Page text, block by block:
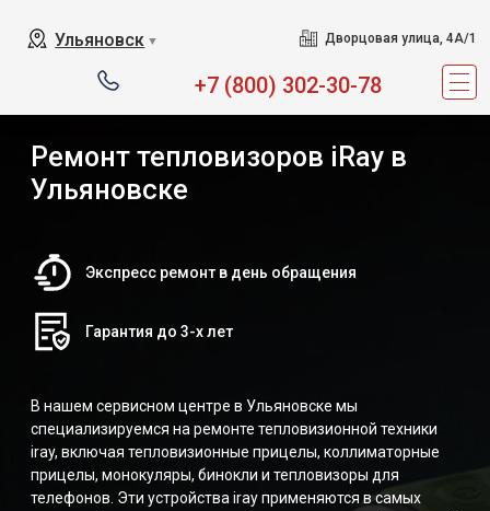
Ульяновск ▼ Дворцовая улица, 4А/1
+7 (800) 302-30-78
Ремонт тепловизоров iRay в
Ульяновске
Экспресс ремонт в день обращения
Гарантия до 3-х лет
В нашем сервисном центре в Ульяновске мы
специализируемся на ремонте тепловизионной техники
iray, включая тепловизионные прицелы, коллиматорные
прицелы, монокуляры, бинокли и тепловизоры для
телефонов. Эти устройства iray применяются в самых